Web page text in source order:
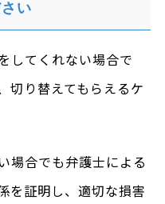
い
してくれない場合で
切り替えてもらえるケ
場合でも弁護士による
を証明し、適切な損害